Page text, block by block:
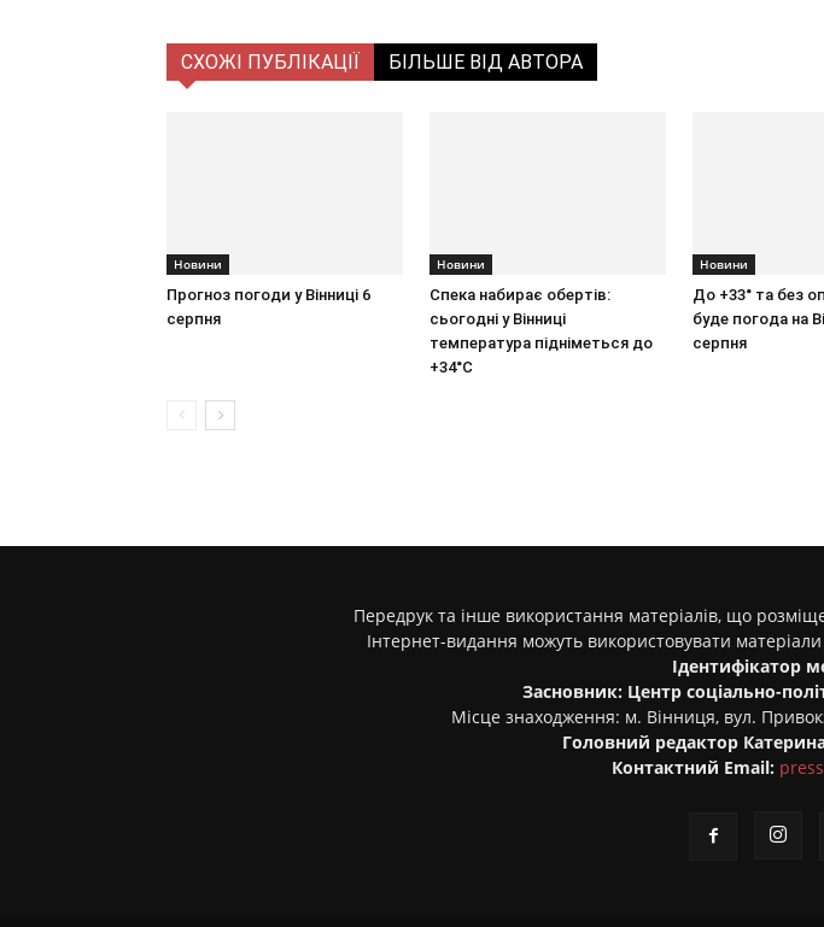
СХОЖІ ПУБЛІКАЦІЇ БІЛЬШЕ ВІД АВТОРА
Новини
Прогноз погоди у Вінниці 6
серпня
Новини
Спека набирає обертів:
сьогодні у Вінниці
температура підніметься до
+34°C
Новини
До +33° та без
буде погода на
серпня
Передрук та інше використання матеріалів, що
Інтернет-видання можуть використовувати
Ідентифікатор
Засновник: Центр соціально-
Місце знаходження: м. Вінниця, вул.
Головний редактор
Контактний Email: